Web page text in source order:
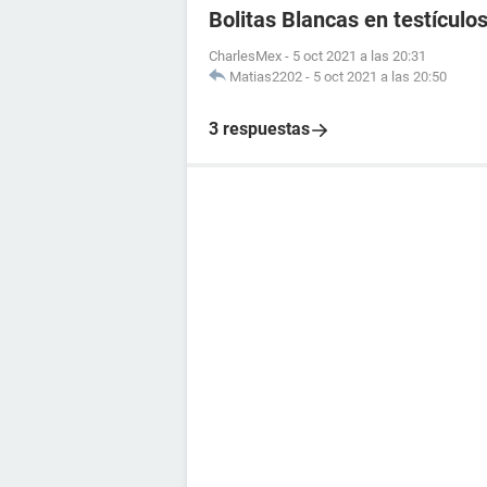
Bolitas Blancas en testículos
CharlesMex - 5 oct 2021 a las 20:31
Matias2202 - 5 oct 2021 a las 20:50
3 respuestas